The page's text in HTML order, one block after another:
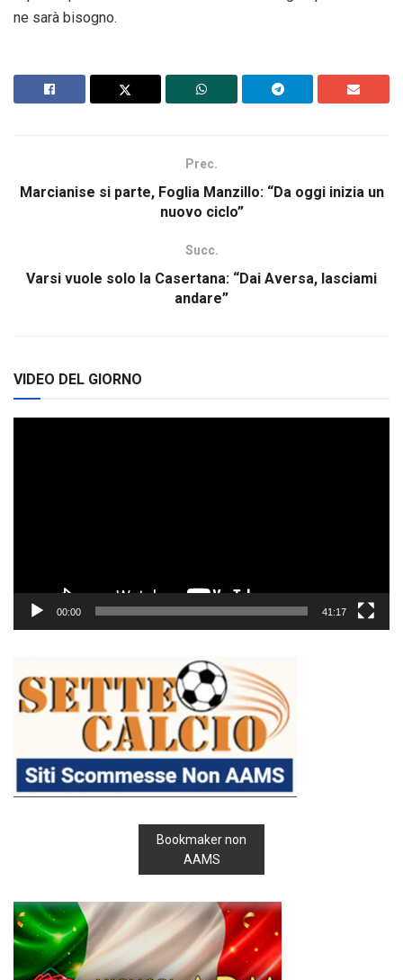
ne sarà bisogno.
Prec.
Marcianise si parte, Foglia Manzillo: “Da oggi inizia un
nuovo ciclo”
Succ.
Varsi vuole solo la Casertana: “Dai Aversa, lasciami
andare”
VIDEO DEL GIORNO
00:00 41:17
Bookmaker non
AAMS